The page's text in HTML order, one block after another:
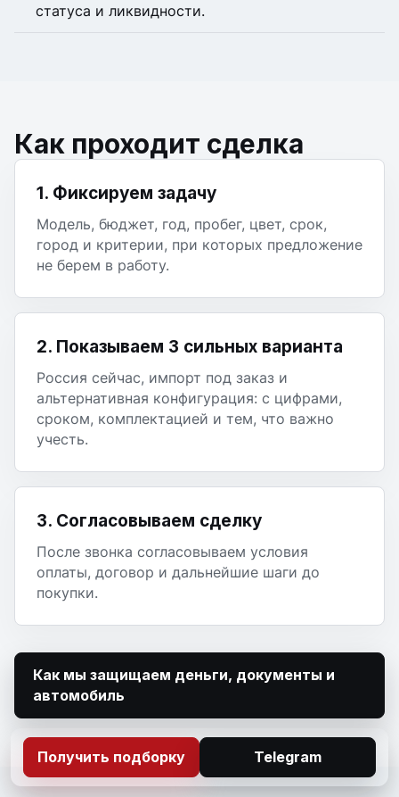
статуса и ликвидности.
Как проходит сделка
1. Фиксируем задачу
Модель, бюджет, год, пробег, цвет, срок,
город и критерии, при которых предложение
не берем в работу.
2. Показываем 3 сильных варианта
Россия сейчас, импорт под заказ и
альтернативная конфигурация: с цифрами,
сроком, комплектацией и тем, что важно
учесть.
3. Согласовываем сделку
После звонка согласовываем условия
оплаты, договор и дальнейшие шаги до
покупки.
Как мы защищаем деньги, документы и
автомобиль
Получить подборку Telegram